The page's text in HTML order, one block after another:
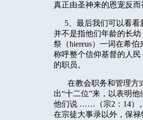
真正由圣神来的恩宠反而
5 、最后我们可以看
并不是指他们年龄的长
祭（hiereus）一词在希伯
称呼整个信仰基督的人民
的职员。
在教会职务和管理方
出“十二位”来，以表明
他们说 ……（宗2 ： 14）
在宗徒大事录以外，保